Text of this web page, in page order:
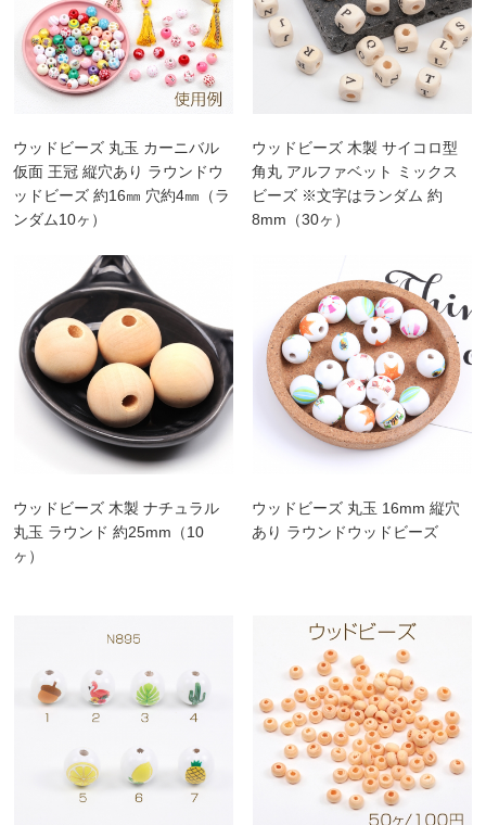
ウッドビーズ 丸玉 カーニバル
仮面 王冠 縦穴あり ラウンドウ
ッドビーズ 約16㎜ 穴約4㎜（ラ
ンダム10ヶ）
ウッドビーズ 木製 サイコロ型
角丸 アルファベット ミックス
ビーズ ※文字はランダム 約
8mm（30ヶ）
ウッドビーズ 木製 ナチュラル
丸玉 ラウンド 約25mm（10
ヶ）
ウッドビーズ 丸玉 16mm 縦穴
あり ラウンドウッドビーズ